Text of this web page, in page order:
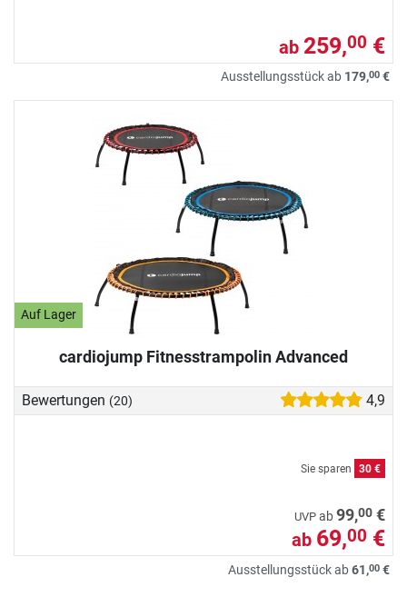
ab 259,00 €
Ausstellungsstück ab 179,00 €
Auf Lager
cardiojump Fitnesstrampolin Advanced
Bewertungen (20) 4,9
Sie sparen 30 €
UVP ab99,00 €
ab 69,00 €
Ausstellungsstück ab61,00 €